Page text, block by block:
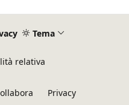
Tema
relativa
Privacy